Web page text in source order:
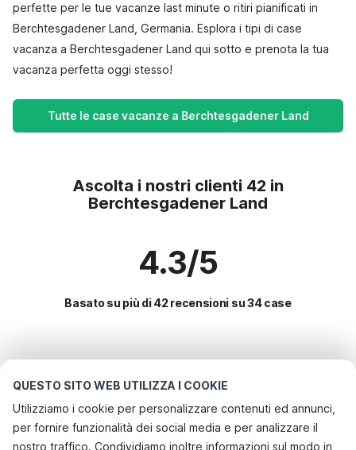
QUESTO SITO WEB UTILIZZA I COOKIE
Utilizziamo i cookie per personalizzare contenuti ed annunci,
per fornire funzionalità dei social media e per analizzare il
nostro traffico. Condividiamo inoltre informazioni sul modo in
perfette per le tue vacanze last minute o ritiri pianificati in
Berchtesgadener Land, Germania. Esplora i tipi di case
vacanza a Berchtesgadener Land qui sotto e prenota la tua
vacanza perfetta oggi stesso!
Tutte le case vacanze a Berchtesgadener Land
Ascolta i nostri clienti 42 in
Berchtesgadener Land
4.3/5
Basato su più di 42 recensioni su 34 case
vacanze
Servizi più popolari per le vacanze in Berchtesgadener
land